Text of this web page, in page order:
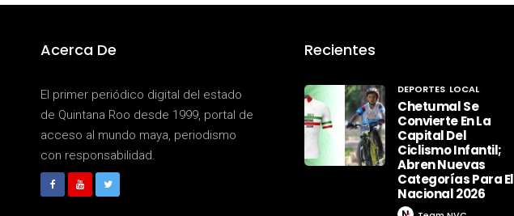
Acerca De
El primer periódico digital del estado
de Quintana Roo desde 1999, portal de
acceso al mundo maya, periodismo
con responsabilidad.
Recientes
DEPORTES LOCAL
Chetumal Se
Convierte En La
Capital Del
Ciclismo Infantil;
Abren Nuevas
Categorías Para El
Nacional 2026